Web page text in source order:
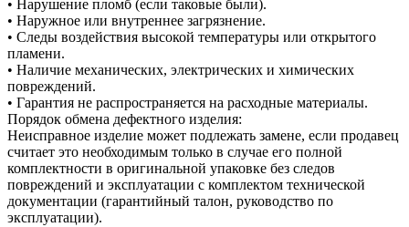
• Нарушение пломб (если таковые были).
• Наружное или внутреннее загрязнение.
• Следы воздействия высокой температуры или открытого
пламени.
• Наличие механических, электрических и химических
повреждений.
• Гарантия не распространяется на расходные материалы.
Порядок обмена дефектного изделия:
Неисправное изделие может подлежать замене, если продавец
считает это необходимым только в случае его полной
комплектности в оригинальной упаковке без следов
повреждений и эксплуатации с комплектом технической
документации (гарантийный талон, руководство по
эксплуатации).